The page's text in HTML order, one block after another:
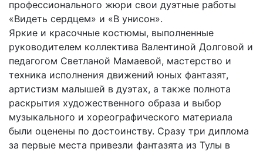
профессионального жюри свои дуэтные работы
«Видеть сердцем» и «В унисон».
Яркие и красочные костюмы, выполненные
руководителем коллектива Валентиной Долговой и
педагогом Светланой Мамаевой, мастерство и
техника исполнения движений юных фантазят,
артистизм малышей в дуэтах, а также полнота
раскрытия художественного образа и выбор
музыкального и хореографического материала
были оценены по достоинству. Сразу три диплома
за первые места привезли фантазята из Тулы в